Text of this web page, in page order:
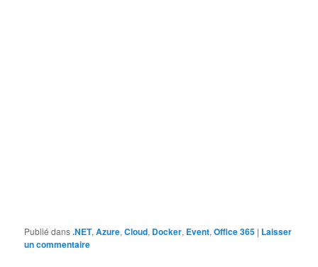
Publié dans.NET,Azure,Cloud, Docker, Event,Office 365 | Laisser
un commentaire